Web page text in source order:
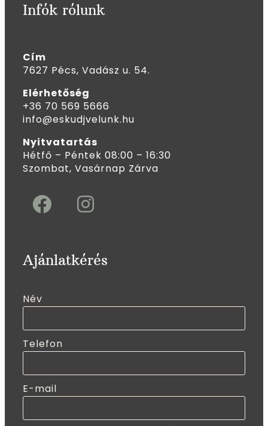
Infók rólunk
Cím
7627 Pécs, Vadász u. 54.
Elérhetőség
+36 70 569 5666
info@eskudjvelunk.hu
Nyitvatartás
Hétfő – Péntek 08:00 – 16:30
Szombat, Vasárnap Zárva
Ajánlatkérés
Név
Telefon
E-mail